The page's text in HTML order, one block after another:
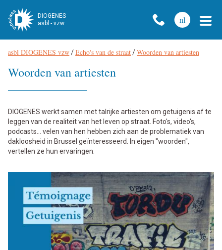
DIOGENES
asbl - vzw
nl
Broodkruimel
asbl DIOGENES vzw/Echo's van de straat/Woorden van artiesten
Woorden van artiesten
DIOGENES werkt samen met talrijke artiesten om getuigenis af te
leggen van de realiteit van het leven op straat. Foto's, video's,
podcasts... velen van hen hebben zich aan de problematiek van
dakloosheid in Brussel geïnteresseerd. In eigen "woorden",
vertellen ze hun ervaringen.